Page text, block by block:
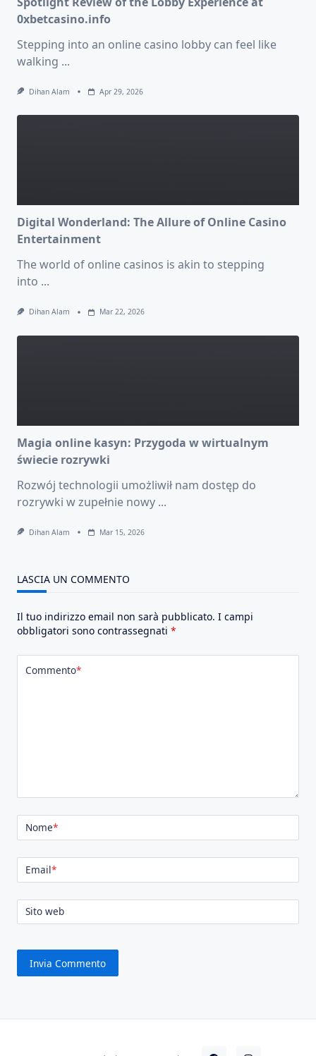
0xbetcasino.info
Stepping into an online casino lobby can feel like
walking ...
Dihan Alam Apr 29, 2026
Digital Wonderland: The Allure of Online Casino
Entertainment
The world of online casinos is akin to stepping
into ...
Dihan Alam Mar 22, 2026
Magia online kasyn: Przygoda w wirtualnym
świecie rozrywki
Rozwój technologii umożliwił nam dostęp do
rozrywki w zupełnie nowy ...
Dihan Alam Mar 15, 2026
LASCIA UN COMMENTO
Il tuo indirizzo email non sarà pubblicato. I campi
obbligatori sono contrassegnati *
Commento*
Nome*
Email*
Sito web